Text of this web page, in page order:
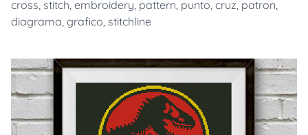
cross, stitch, embroidery, pattern, punto, cruz, patron,
diagrama, grafico, stitchline